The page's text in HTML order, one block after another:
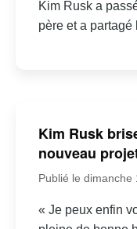
Kim Rusk a
père et a
Kim Rusk
nouveau
Publié le dimanche
« Je peux enfin